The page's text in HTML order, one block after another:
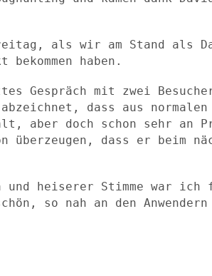
als wir am Stand als
bekommen haben.
Gespräch mit zwei
abzeichnet, dass aus
aber doch schon sehr an
überzeugen, dass er beim
und heiserer Stimme war ich
so nah an den